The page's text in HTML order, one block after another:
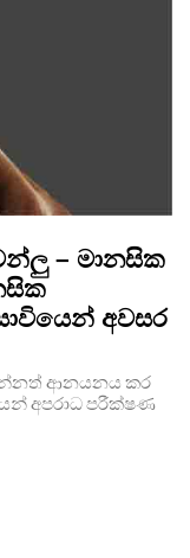
– මානසික
අවසර
ආනයනය කර
අපරාධ පරීක්ෂණ